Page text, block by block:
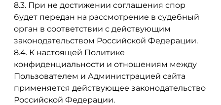
8.3. При не достижении соглашения спор
будет передан на рассмотрение в судебный
орган в соответствии с действующим
законодательством Российской Федерации.
8.4. К настоящей Политике
конфиденциальности и отношениям между
Пользователем и Администрацией сайта
применяется действующее законодательство
Российской Федерации.